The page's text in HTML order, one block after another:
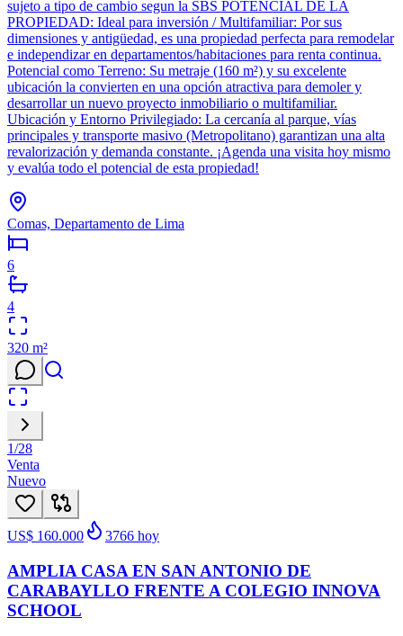
sujeto a tipo de cambio segun la SBS POTENCIAL DE LA
PROPIEDAD: Ideal para inversión / Multifamiliar: Por sus
dimensiones y antigüedad, es una propiedad perfecta para remodelar
e independizar en departamentos/habitaciones para renta continua.
Potencial como Terreno: Su metraje (160 m²) y su excelente
ubicación la convierten en una opción atractiva para demoler y
desarrollar un nuevo proyecto inmobiliario o multifamiliar.
Ubicación y Entorno Privilegiado: La cercanía al parque, vías
principales y transporte masivo (Metropolitano) garantizan una alta
revalorización y demanda constante. ¡Agenda una visita hoy mismo
y evalúa todo el potencial de esta propiedad!
Comas, Departamento de Lima
6
4
320 m²
1/28
Venta
Nuevo
US$ 160.000 3766 hoy
AMPLIA CASA EN SAN ANTONIO DE
CARABAYLLO FRENTE A COLEGIO INNOVA
SCHOOL